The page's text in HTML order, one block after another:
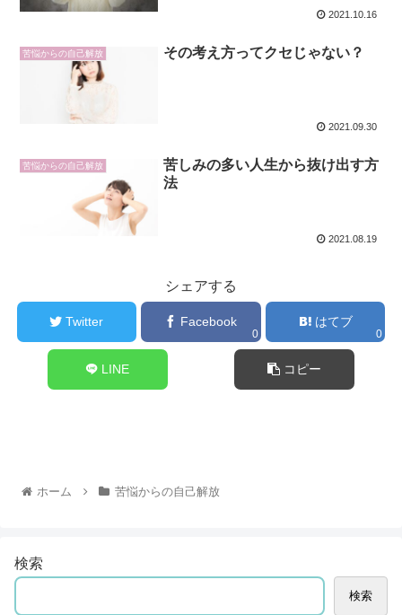
2021.10.16
苦悩からの自己解放 その考え方ってクセじゃない？
2021.09.30
苦悩からの自己解放
苦しみの多い人生から抜け出す方
法
2021.08.19
シェアする
Twitter Facebook
0
はてブ
0
LINE コピー
ホーム 苦悩からの自己解放
検索
検索